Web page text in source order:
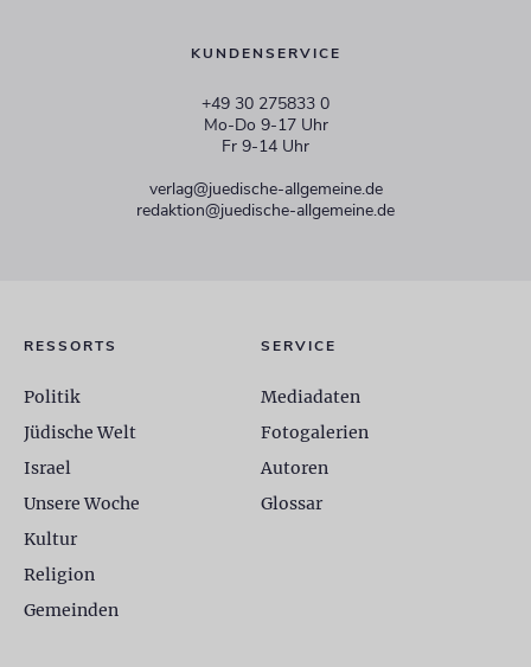
KUNDENSERVICE
+49 30 275833 0
Mo-Do 9-17 Uhr
Fr 9-14 Uhr
verlag@juedische-allgemeine.de
redaktion@juedische-allgemeine.de
RESSORTS
Politik
Jüdische Welt
Israel
Unsere Woche
Kultur
Religion
Gemeinden
SERVICE
Mediadaten
Fotogalerien
Autoren
Glossar